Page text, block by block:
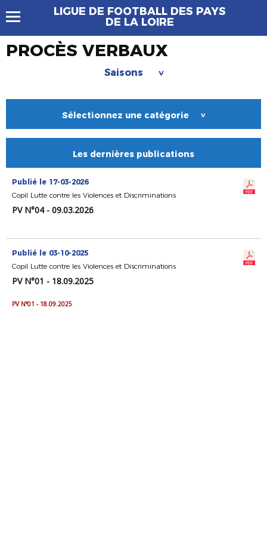
LIGUE DE FOOTBALL DES PAYS
DE LA LOIRE
PROCÈS VERBAUX
Saisons >
Sélectionnez une catégorie >
Les dernières publications
Publié le 17-03-2026
Copil Lutte contre les Violences et Discriminations
PV N°04 - 09.03.2026
Publié le 03-10-2025
Copil Lutte contre les Violences et Discriminations
PV N°01 - 18.09.2025
PV N°01 - 18.09.2025